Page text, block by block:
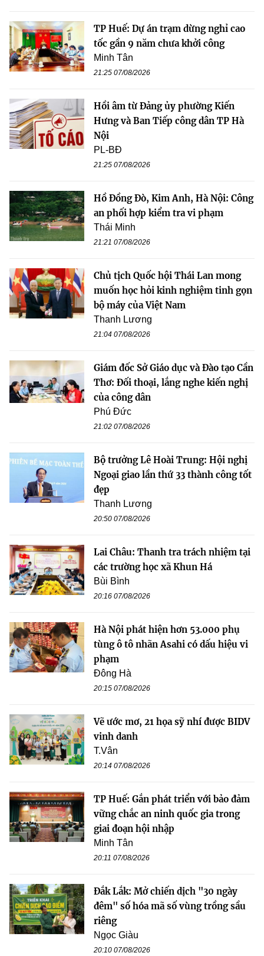
TP Huế: Dự án trạm dừng nghỉ cao
tốc gần 9 năm chưa khởi công
Minh Tân
21:25 07/08/2026
Hồi âm từ Đảng ủy phường Kiến
Hưng và Ban Tiếp công dân TP Hà
Nội
PL-BĐ
21:25 07/08/2026
Hồ Đồng Đò, Kim Anh, Hà Nội: Công
an phối hợp kiểm tra vi phạm
Thái Minh
21:21 07/08/2026
Chủ tịch Quốc hội Thái Lan mong
muốn học hỏi kinh nghiệm tinh gọn
bộ máy của Việt Nam
Thanh Lương
21:04 07/08/2026
Giám đốc Sở Giáo dục và Đào tạo Cần
Thơ: Đối thoại, lắng nghe kiến nghị
của công dân
Phú Đức
21:02 07/08/2026
Bộ trưởng Lê Hoài Trung: Hội nghị
Ngoại giao lần thứ 33 thành công tốt
đẹp
Thanh Lương
20:50 07/08/2026
Lai Châu: Thanh tra trách nhiệm tại
các trường học xã Khun Há
Bùi Bình
20:16 07/08/2026
Hà Nội phát hiện hơn 53.000 phụ
tùng ô tô nhãn Asahi có dấu hiệu vi
phạm
Đông Hà
20:15 07/08/2026
Vẽ ước mơ, 21 họa sỹ nhí được BIDV
vinh danh
T.Vân
20:14 07/08/2026
TP Huế: Gắn phát triển với bảo đảm
vững chắc an ninh quốc gia trong
giai đoạn hội nhập
Minh Tân
20:11 07/08/2026
Đắk Lắk: Mở chiến dịch "30 ngày
đêm" số hóa mã số vùng trồng sầu
riêng
Ngọc Giàu
20:10 07/08/2026